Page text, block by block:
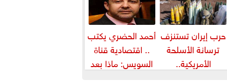
حرب إيران تستنزف
ترسانة الأسلحة
الأمريكية..
أحمد الحضري يكتب
.. اقتصادية قناة
السويس: ماذا بعد